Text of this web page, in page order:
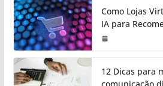
Como Lojas
IA para
12 Dicas para